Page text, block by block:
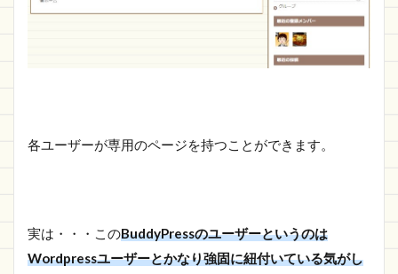
各ユーザーが専用のページを持つことができます。
実は・・・このBuddyPressのユーザーというのは
Wordpressユーザーとかなり強固に紐付いている気がし